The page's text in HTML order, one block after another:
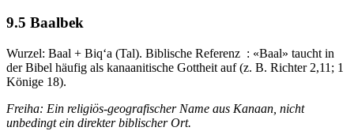
9.5 Baalbek
Wurzel: Baal + Biq‘a (Tal). Biblische Referenz : «Baal» taucht in
der Bibel häufig als kanaanitische Gottheit auf (z. B. Richter 2,11; 1
Könige 18).
Freiha: Ein religiös-geografischer Name aus Kanaan, nicht
unbedingt ein direkter biblischer Ort.